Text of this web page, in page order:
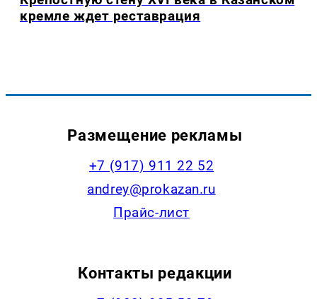
кремле ждет реставрация
Размещение рекламы
+7 (917) 911 22 52
andrey@prokazan.ru
Прайс-лист
Контакты редакции